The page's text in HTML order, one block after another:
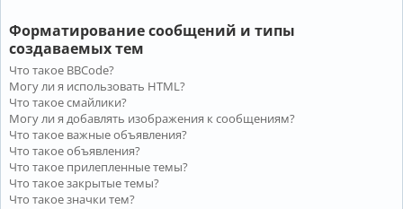
Форматирование сообщений и типы
создаваемых тем
Что такое BBCode?
Могу ли я использовать HTML?
Что такое смайлики?
Могу ли я добавлять изображения к сообщениям?
Что такое важные объявления?
Что такое объявления?
Что такое прилепленные темы?
Что такое закрытые темы?
Что такое значки тем?